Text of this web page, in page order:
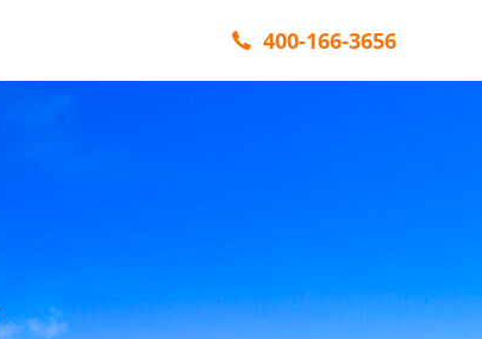
400-166-3656